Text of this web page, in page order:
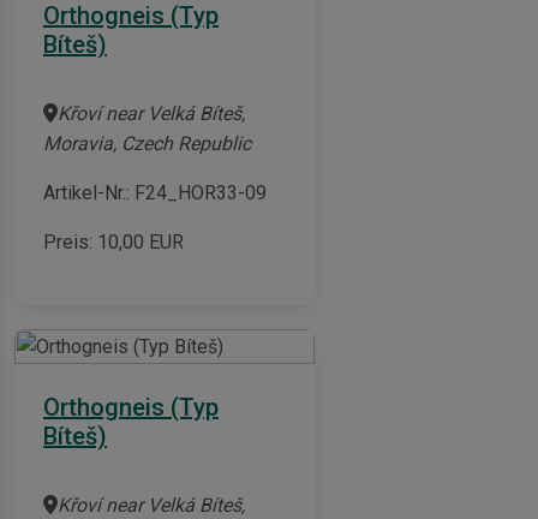
Orthogneis (Typ
Bíteš)
Křoví near Velká Bíteš,
Moravia, Czech Republic
Artikel-Nr.: F24_HOR33-09
Preis: 10,00 EUR
Orthogneis (Typ
Bíteš)
Křoví near Velká Bíteš,